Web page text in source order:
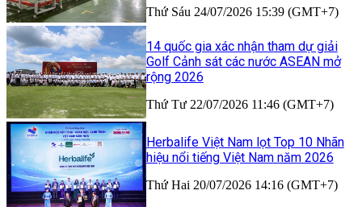
Thứ Sáu 24/07/2026 15:39 (GMT+7)
14 quốc gia xác nhận tham dự giải
Golf Cảnh sát các nước ASEAN mở
rộng 2026
Thứ Tư 22/07/2026 11:46 (GMT+7)
Herbalife Việt Nam lọt Top 10 Nhãn
hiệu nổi tiếng Việt Nam năm 2026
Thứ Hai 20/07/2026 14:16 (GMT+7)